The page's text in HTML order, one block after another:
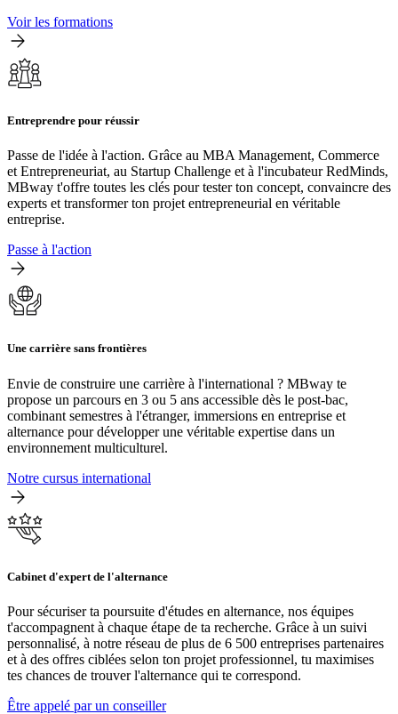
Voir les formations
Entreprendre pour réussir
Passe de l'idée à l'action. Grâce au MBA Management, Commerce
et Entrepreneuriat, au Startup Challenge et à l'incubateur RedMinds,
MBway t'offre toutes les clés pour tester ton concept, convaincre des
experts et transformer ton projet entrepreneurial en véritable
entreprise.
Passe à l'action
Une carrière sans frontières
Envie de construire une carrière à l'international ? MBway te
propose un parcours en 3 ou 5 ans accessible dès le post-bac,
combinant semestres à l'étranger, immersions en entreprise et
alternance pour développer une véritable expertise dans un
environnement multiculturel.
Notre cursus international
Cabinet d'expert de l'alternance
Pour sécuriser ta poursuite d'études en alternance, nos équipes
t'accompagnent à chaque étape de ta recherche. Grâce à un suivi
personnalisé, à notre réseau de plus de 6 500 entreprises partenaires
et à des offres ciblées selon ton projet professionnel, tu maximises
tes chances de trouver l'alternance qui te correspond.
Être appelé par un conseiller